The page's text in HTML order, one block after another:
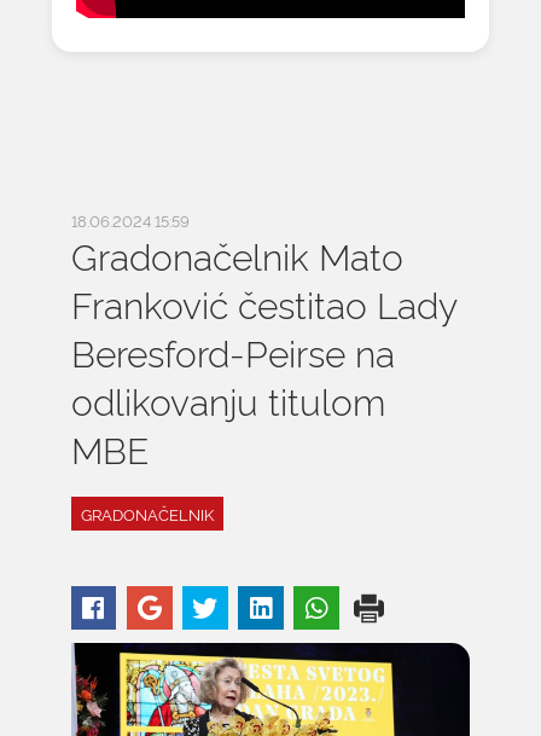
18.06.2024 15:59
Gradonačelnik Mato
Franković čestitao Lady
Beresford-Peirse na
odlikovanju titulom
MBE
GRADONAČELNIK